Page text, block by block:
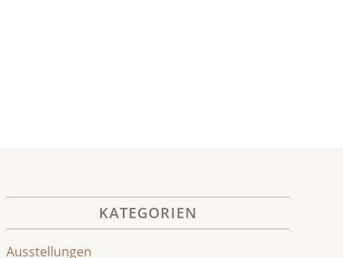
KATEGORIEN
Ausstellungen